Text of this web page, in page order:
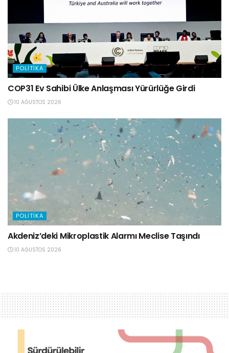
POLITIKA
COP31 Ev Sahibi Ülke Anlaşması Yürürlüğe Girdi
10 AĞUSTOS 2026
POLITIKA
Akdeniz’deki Mikroplastik Alarmı Meclise Taşındı
10 AĞUSTOS 2026